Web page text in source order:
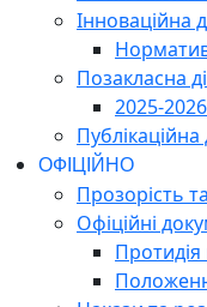
Інноваційна
Позакласна
2025-
Публікаційна
ОФІЦІЙНО
Прозорість
Офіційні